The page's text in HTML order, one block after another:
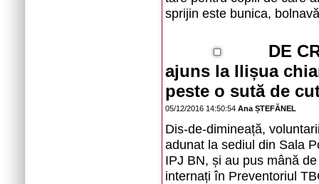
sprijin este bunica,
DE
ajuns la Ilișua
peste o sută de
05/12/2016 14:50:54 Ana ȘTEFĂNEL
Dis-de-dimineață,
adunat la sediul din Sala
IPJ BN, și au pus mână
internați în Preventoriul